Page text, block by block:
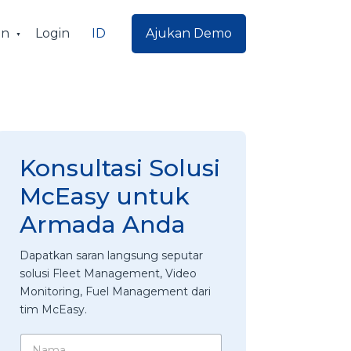
Login ID Ajukan Demo
Konsultasi Solusi
McEasy untuk
Armada Anda
Dapatkan saran langsung seputar
solusi Fleet Management, Video
Monitoring, Fuel Management dari
tim McEasy.
m
N